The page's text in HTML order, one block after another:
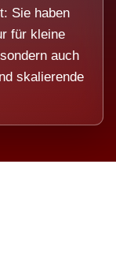
Sie haben
für kleine
auch
skalierende